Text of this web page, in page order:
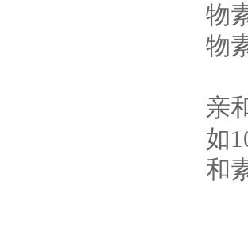
物
物
亲
如
和